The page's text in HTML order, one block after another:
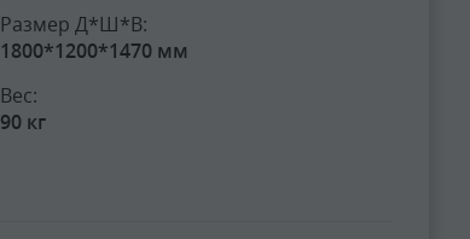
Размер Д*Ш*В:
1800*1200*1470 мм
Вес:
90 кг